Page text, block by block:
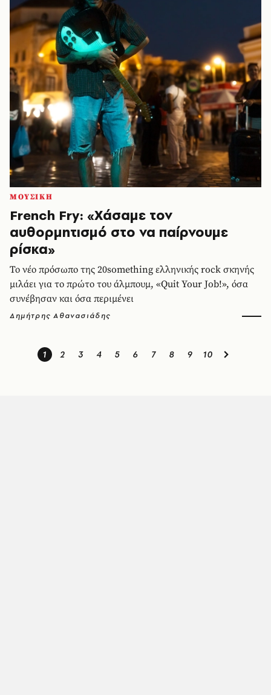
ΜΟΥΣΙΚΗ
French Fry: «Χάσαμε τον
αυθορμητισμό στο να παίρνουμε
ρίσκα»
Το νέο πρόσωπο της 20something ελληνικής rock σκηνής
μιλάει για το πρώτο του άλμπουμ, «Quit Your Job!», όσα
συνέβησαν και όσα περιμένει
Δημήτρης Αθανασιάδης
1 2 3 4 5 6 7 8 9 10